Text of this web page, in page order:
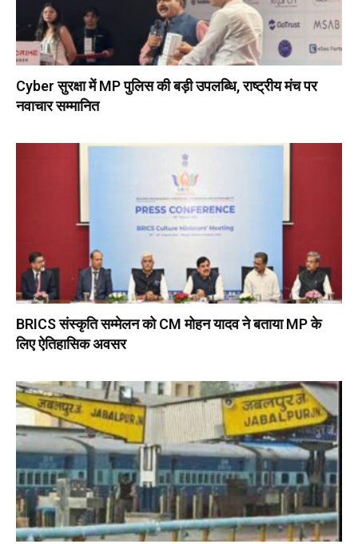
Cyber सुरक्षा में MP पुलिस की बड़ी उपलब्धि, राष्ट्रीय मंच पर
नवाचार सम्मानित
BRICS संस्कृति सम्मेलन को CM मोहन यादव ने बताया MP के
लिए ऐतिहासिक अवसर